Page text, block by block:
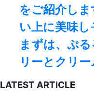
をご紹介し
い上に美味し
まずは、ぷ
リーとクリ
LATEST ARTICLE